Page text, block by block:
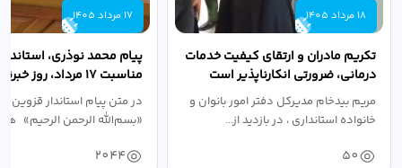
18 مرداد 1405
تکریم مادران و ارتقای کیفیت خدمات
درمانی، ضرورتی انکارناپذیر است
مریم بیدخام مدیرکل دفتر امور بانوان و
خانواده استانداری ، در بازدید از...
50
17 مرداد 1405
پیام محمد نوذری،
مناسبت ۱۷ مرداد، روز خبرنگار
در متن پیام استاندار قزوین
«بسم‌الله الرحمن الرحیم»
2044